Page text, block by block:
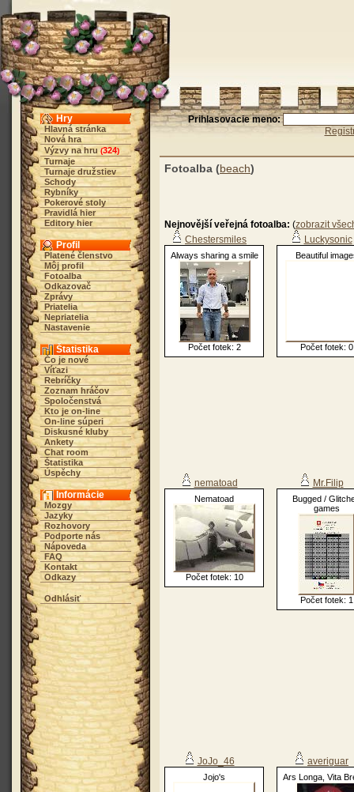
Hry
Hlavná stránka
Nová hra
Výzvy na hru (324)
Turnaje
Turnaje družstiev
Schody
Rybníky
Pokerové stoly
Pravidlá hier
Editory hier
Profil
Platené členstvo
Môj profil
Fotoalba
Odkazovač
Zprávy
Priatelia
Nepriatelia
Nastavenie
Štatistika
Čo je nové
Víťazi
Rebríčky
Zoznam hráčov
Spoločenstvá
Kto je on-line
On-line súperi
Diskusné kluby
Ankety
Chat room
Štatistika
Úspěchy
Informácie
Mozgy
Jazyky
Rozhovory
Podporte nás
Nápoveda
FAQ
Kontakt
Odkazy
Odhlásiť
Prihlasovacie meno:
Fotoalba (beach)
Nejnovější veřejná fotoalba: (zobrazit
Chestersmiles
Always sharing a smile
Počet fotek: 2
Luckysonic
Beautiful
Počet fotek: 0
nematoad
Nematoad
Počet fotek: 10
Mr.Filip
Bugged /
games
Počet fotek: 1
JoJo_46
Jojo's
averiguar
Ars Longa, Vita